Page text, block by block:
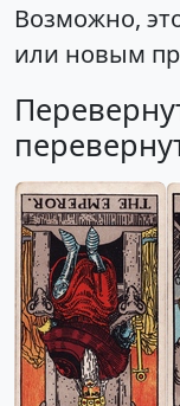
Возможно,
или новым